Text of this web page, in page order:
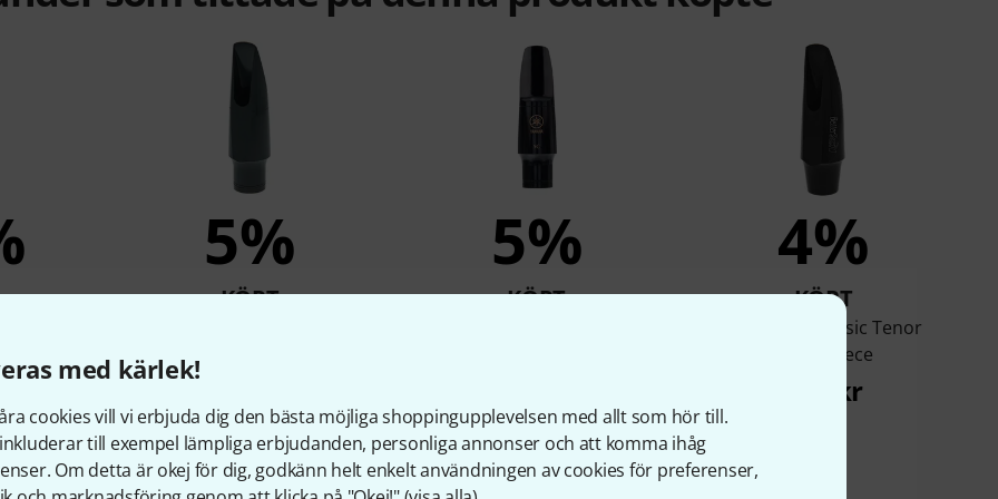
med kärlek!
cookies vill vi erbjuda dig den bästa möjliga shoppingupplevelsen med allt som hör till.
till exempel lämpliga erbjudanden, personliga annonser och att komma ihåg
Om detta är okej för dig, godkänn helt enkelt användningen av cookies för preferenser,
5%
KÖPT
5%
KÖPT
4%
KÖPT
BetterSax Classic Tenor
Mouthpiece
659 kr
Jämför